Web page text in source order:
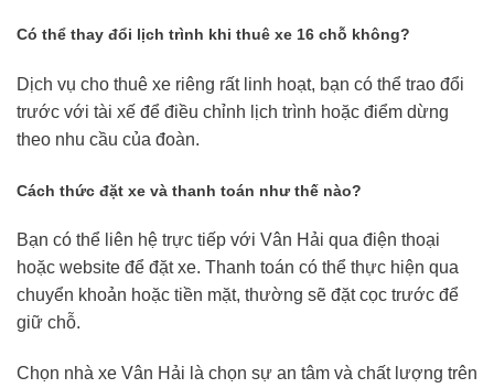
Có thể thay đổi lịch trình khi thuê xe 16 chỗ không?
Dịch vụ cho thuê xe riêng rất linh hoạt, bạn có thể trao đổi
trước với tài xế để điều chỉnh lịch trình hoặc điểm dừng
theo nhu cầu của đoàn.
Cách thức đặt xe và thanh toán như thế nào?
Bạn có thể liên hệ trực tiếp với Vân Hải qua điện thoại
hoặc website để đặt xe. Thanh toán có thể thực hiện qua
chuyển khoản hoặc tiền mặt, thường sẽ đặt cọc trước để
giữ chỗ.
Chọn nhà xe Vân Hải là chọn sự an tâm và chất lượng trên